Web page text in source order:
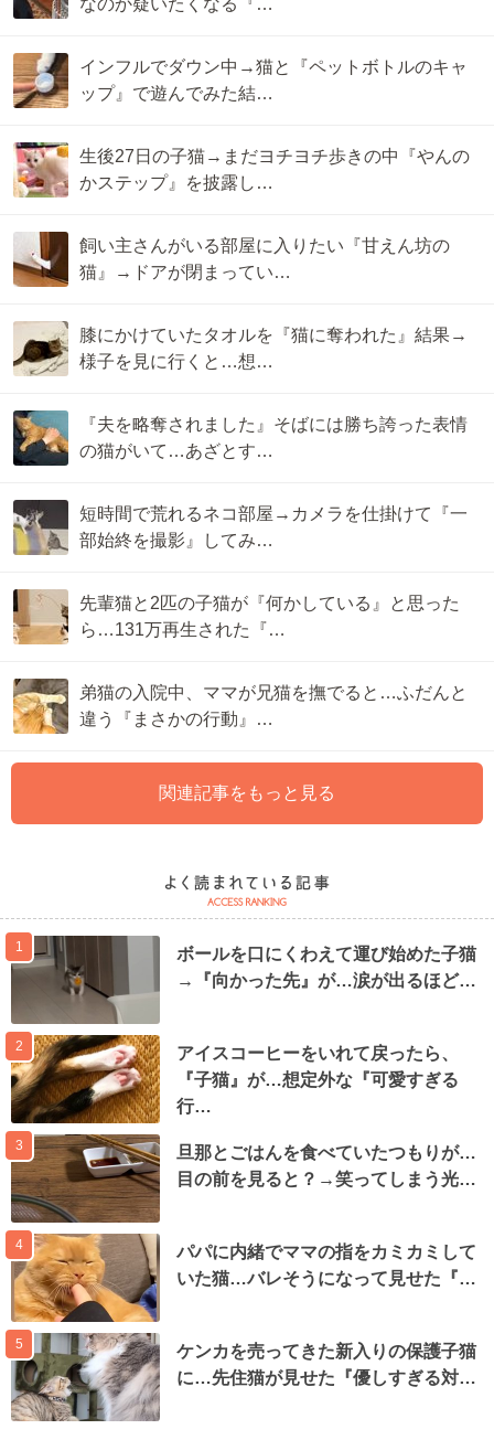
なのか疑いたくなる『…
インフルでダウン中→猫と『ペットボトルのキャ
ップ』で遊んでみた結…
生後27日の子猫→まだヨチヨチ歩きの中『やんの
かステップ』を披露し…
飼い主さんがいる部屋に入りたい『甘えん坊の
猫』→ドアが閉まってい…
膝にかけていたタオルを『猫に奪われた』結果→
様子を見に行くと…想…
『夫を略奪されました』そばには勝ち誇った表情
の猫がいて…あざとす…
短時間で荒れるネコ部屋→カメラを仕掛けて『一
部始終を撮影』してみ…
先輩猫と2匹の子猫が『何かしている』と思った
ら…131万再生された『…
弟猫の入院中、ママが兄猫を撫でると…ふだんと
違う『まさかの行動』…
関連記事をもっと見る
1
ボールを口にくわえて運び始めた子猫
→『向かった先』が…涙が出るほど…
2
アイスコーヒーをいれて戻ったら、
『子猫』が…想定外な『可愛すぎる
行…
3
旦那とごはんを食べていたつもりが…
目の前を見ると？→笑ってしまう光…
4
パパに内緒でママの指をカミカミして
いた猫…バレそうになって見せた『…
5
ケンカを売ってきた新入りの保護子猫
に…先住猫が見せた『優しすぎる対…